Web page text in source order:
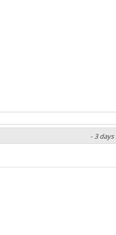
- 3 days